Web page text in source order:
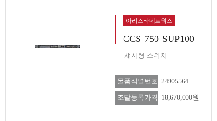
아리스타네트웍스
CCS-750-SUP100
섀시형 스위치
물품식별번호 24905564
조달등록가격 18,670,000원